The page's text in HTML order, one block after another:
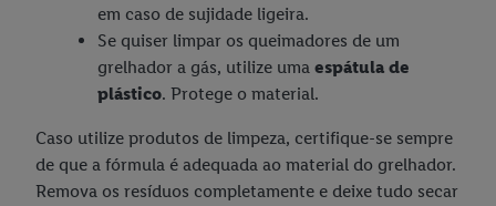
em caso de sujidade ligeira.
Se quiser limpar os queimadores de um
grelhador a gás, utilize uma espátula de
plástico. Protege o material.
Caso utilize produtos de limpeza, certifique-se sempre
de que a fórmula é adequada ao material do grelhador.
Remova os resíduos completamente e deixe tudo secar